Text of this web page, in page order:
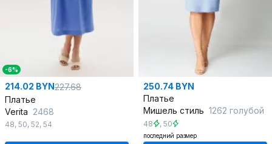
-6%
214.02 BYN227.68
Платье
Verita 2468
48, 50, 52, 54
250.74 BYN
Платье
Мишель стиль 1262 голубой
48 , 50
последний размер